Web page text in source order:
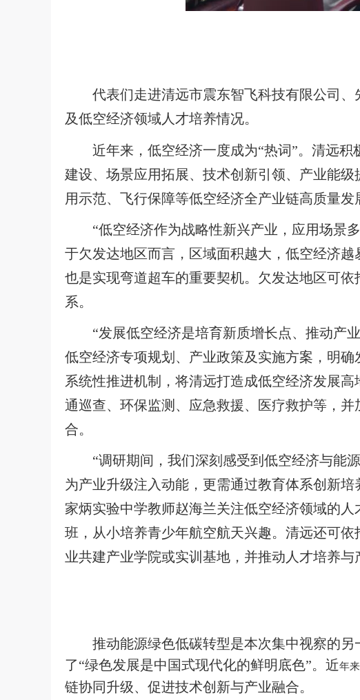
代表们走进清远市震东智飞科技有限公司
及低空经济领域人才培养情况。
近年来，低空经济一度成为“热词”。清远
建设、场景应用拓展、技术创新引领、产业能
用示范、飞行保障等低空经济全产业链高质量发
“低空经济作为战略性新兴产业，应用场景
于欠发达地区而言，区域面积越大，低空经济
也是实现弯道超车的重要契机。欠发达地区可
系。
“发展低空经济是培育新质增长点、推动产
低空经济专项规划、产业政策及实施方案，明
系统性推进机制，将清远打造成低空经济发展
通巡查、环保监测、应急救援、医疗救护等，
合。
“调研期间，我们深刻感受到低空经济与能
为产业升级注入动能，更需通过教育体系创新培
家炳实验中学教师赵海兰关注低空经济领域的
班，从小培养青少年航空航天兴趣。清远还可
业共建产业学院或实训基地，并推动人才培养与
推动能源绿色低碳转型是本次集中视察的
了“绿色发展是中国式现代化的鲜明底色”。近年
链协同升级、促进技术创新与产业融合。